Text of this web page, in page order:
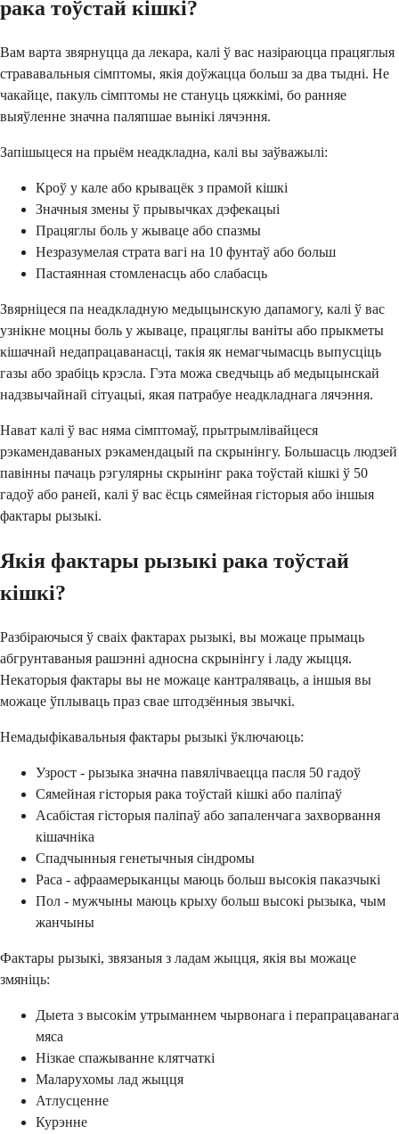
рака тоўстай кішкі?
Вам варта звярнуцца да лекара, калі ў вас назіраюцца працяглыя
стрававальныя сімптомы, якія доўжацца больш за два тыдні. Не
чакайце, пакуль сімптомы не стануць цяжкімі, бо ранняе
выяўленне значна паляпшае вынікі лячэння.
Запішыцеся на прыём неадкладна, калі вы заўважылі:
Кроў у кале або крывацёк з прамой кішкі
Значныя змены ў прывычках дэфекацыі
Працяглы боль у жываце або спазмы
Незразумелая страта вагі на 10 фунтаў або больш
Пастаянная стомленасць або слабасць
Звярніцеся па неадкладную медыцынскую дапамогу, калі ў вас
узнікне моцны боль у жываце, працяглы ваніты або прыкметы
кішачнай недапрацаванасці, такія як немагчымасць выпусціць
газы або зрабіць крэсла. Гэта можа сведчыць аб медыцынскай
надзвычайнай сітуацыі, якая патрабуе неадкладнага лячэння.
Нават калі ў вас няма сімптомаў, прытрымлівайцеся
рэкамендаваных рэкамендацый па скрынінгу. Большасць людзей
павінны пачаць рэгулярны скрынінг рака тоўстай кішкі ў 50
гадоў або раней, калі ў вас ёсць сямейная гісторыя або іншыя
фактары рызыкі.
Якія фактары рызыкі рака тоўстай
кішкі?
Разбіраючыся ў сваіх фактарах рызыкі, вы можаце прымаць
абгрунтаваныя рашэнні адносна скрынінгу і ладу жыцця.
Некаторыя фактары вы не можаце кантраляваць, а іншыя вы
можаце ўплываць праз свае штодзённыя звычкі.
Немадыфікавальныя фактары рызыкі ўключаюць:
Узрост - рызыка значна павялічваецца пасля 50 гадоў
Сямейная гісторыя рака тоўстай кішкі або паліпаў
Асабістая гісторыя паліпаў або запаленчага захворвання
кішачніка
Спадчынныя генетычныя сіндромы
Раса - афраамерыканцы маюць больш высокія паказчыкі
Пол - мужчыны маюць крыху больш высокі рызыка, чым
жанчыны
Фактары рызыкі, звязаныя з ладам жыцця, якія вы можаце
змяніць:
Дыета з высокім утрыманнем чырвонага і перапрацаванага
мяса
Нізкае спажыванне клятчаткі
Маларухомы лад жыцця
Атлусценне
Курэнне